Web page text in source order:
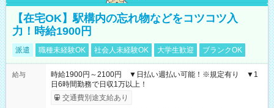
【在宅OK】駅構内の忘れ物などをコツコツ入
力！時給1900円
派遣 職種未経験OK 社会人未経験OK 大学生歓迎 ブランクOK
給与
時給1900円～2100円 ▼日払い週払い可能！※規定有り ▼1
日6時間勤務で日収1万以上！
交通費別途支給あり